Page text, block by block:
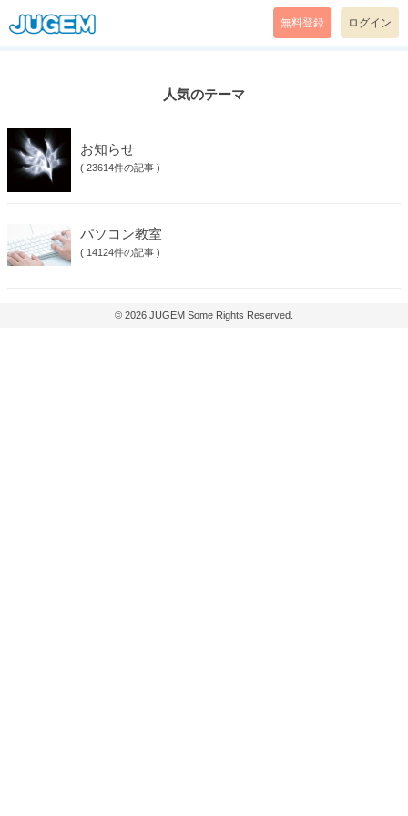
無料登録 ログイン
人気のテーマ
お知らせ
( 23614件の記事 )
パソコン教室
( 14124件の記事 )
© 2026 JUGEM Some Rights Reserved.